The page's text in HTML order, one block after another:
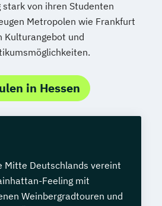
von ihren Studenten
Metropolen wie Frankfurt
Kulturangebot und
in Hessen
Mitte Deutschlands vereint
Feeling mit
Weinbergradtouren und